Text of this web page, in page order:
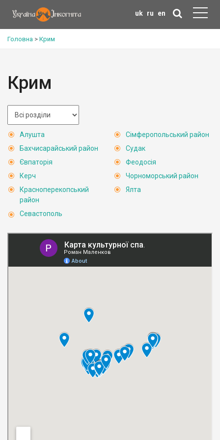
uk ru en
Головна > Крим
Крим
Алушта
Бахчисарайський район
Євпаторія
Керч
Красноперекопський
район
Севастополь
Сімферопольський район
Судак
Феодосія
Чорноморський район
Ялта